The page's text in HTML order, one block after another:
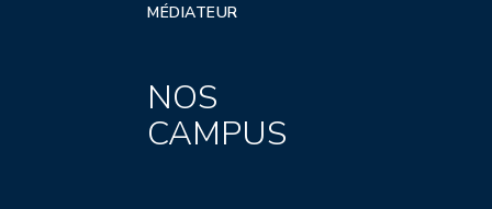
MÉDIATEUR
NOS
CAMPUS